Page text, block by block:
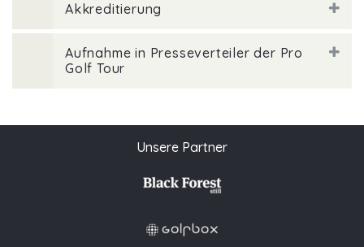
Akkreditierung
Aufnahme in Presseverteiler der Pro
Golf Tour
Unsere Partner